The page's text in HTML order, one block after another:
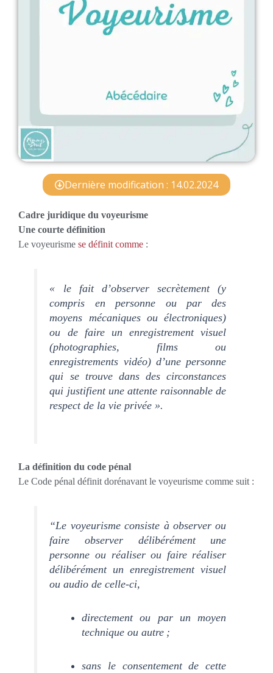
Dernière modification : 14.02.2024
Cadre juridique du voyeurisme
Une courte définition
Le voyeurisme se définit comme :
« le fait d’observer secrètement (y
compris en personne ou par des
moyens mécaniques ou électroniques)
ou de faire un enregistrement visuel
(photographies, films ou
enregistrements vidéo) d’une personne
qui se trouve dans des circonstances
qui justifient une attente raisonnable de
respect de la vie privée ».
La définition du code pénal
Le Code pénal définit dorénavant le voyeurisme comme suit :
“Le voyeurisme consiste à observer ou
faire observer délibérément une
personne ou réaliser ou faire réaliser
délibérément un enregistrement visuel
ou audio de celle-ci,
directement ou par un moyen
technique ou autre ;
sans le consentement de cette